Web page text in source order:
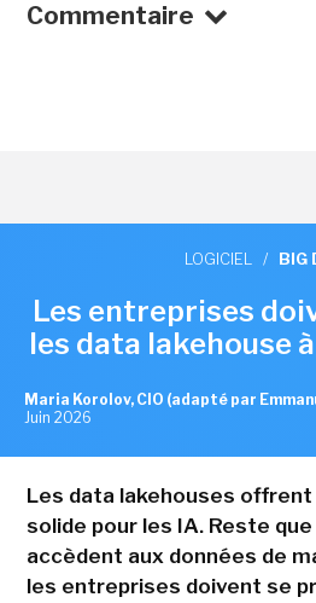
Commentaire
LOGICIEL / BIG
Les entreprises
les data lakehouse
Maria Korolov, CIO (adapté par
Juin 2026
Les data lakehouses offrent
solide pour les IA. Reste
accèdent aux données de
les entreprises doivent se